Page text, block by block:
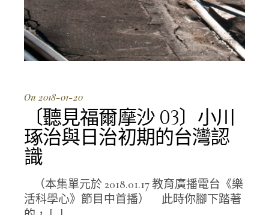
On 2018-01-20
〔聽見福爾摩沙 03〕小川
琢治與日治初期的台灣認
識
（本集單元於 2018.01.17 教育廣播電台《樂
活科學心》節目中首播） 此時你腳下踏著